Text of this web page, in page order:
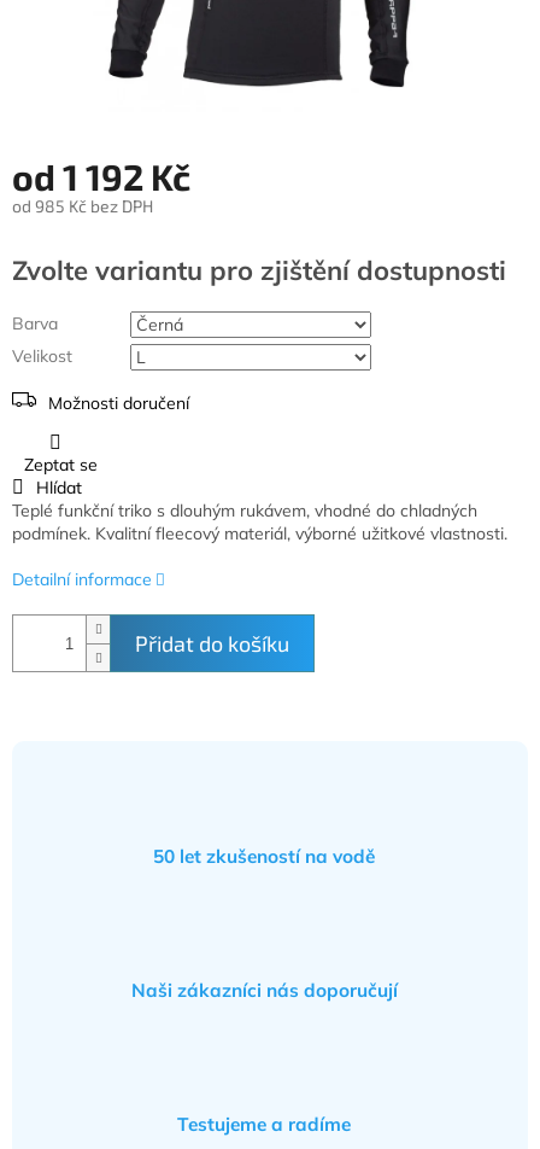
od 1 192 Kč
od 985 Kč bez DPH
cena:
Zvolte variantu
Barva
Velikost
Možnosti doručení
Přidat do košíku
Teplé funkční triko s dlouhým rukávem, vhodné do chladných
podmínek. Kvalitní fleecový materiál, výborné užitkové vlastnosti.
Detailní informace
Zeptat se
Hlídat
50 let zkušeností na vodě
Naši zákazníci nás doporučují
Testujeme a radíme